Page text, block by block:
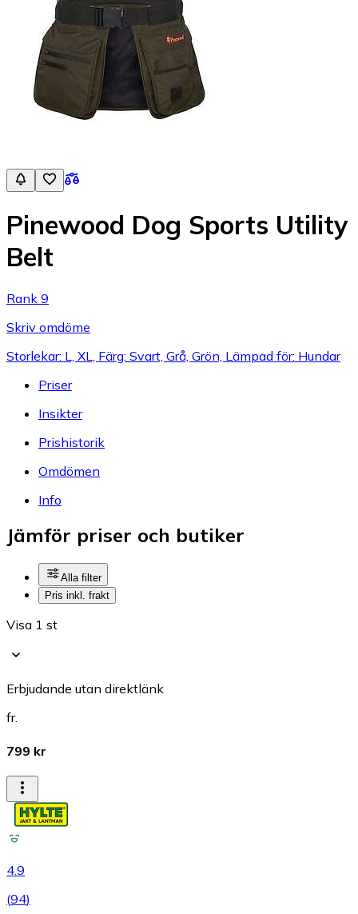
Pinewood Dog Sports Utility
Belt
Rank 9
Skriv omdöme
Storlekar: L, XL, Färg: Svart, Grå, Grön, Lämpad för: Hundar
Priser
Insikter
Prishistorik
Omdömen
Info
Jämför priser och butiker
Alla filter
Pris inkl. frakt
Visa 1 st
Erbjudande utan direktlänk
fr.
799 kr
4.9
(94)